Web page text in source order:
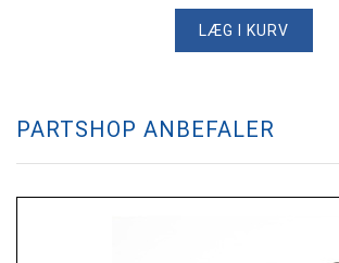
LÆG I KURV
PARTSHOP ANBEFALER